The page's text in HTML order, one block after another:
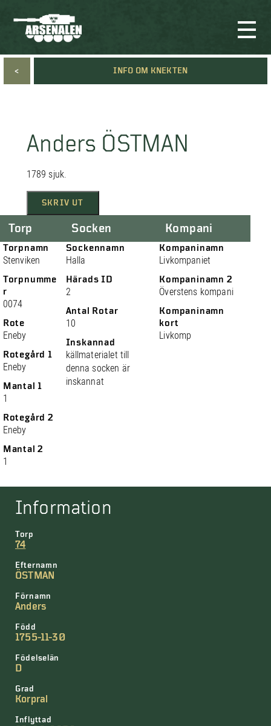
< INFO OM KNEKTEN
Anders ÖSTMAN
1789 sjuk.
SKRIV UT
Torp
Torpnamn
Stenviken
Torpnumme
r
0074
Rote
Eneby
Rotegård 1
Eneby
Mantal 1
1
Rotegård 2
Eneby
Mantal 2
1
Socken
Sockennamn
Halla
Härads ID
2
Antal Rotar
10
Inskannad
källmaterialet till
denna socken är
inskannat
Kompani
Kompaninamn
Livkompaniet
Kompaninamn 2
Överstens kompani
Kompaninamn
kort
Livkomp
Information
Torp
74
Efternamn
ÖSTMAN
Förnamn
Anders
Född
1755-11-30
Födelselän
D
Grad
Korpral
Inflyttad